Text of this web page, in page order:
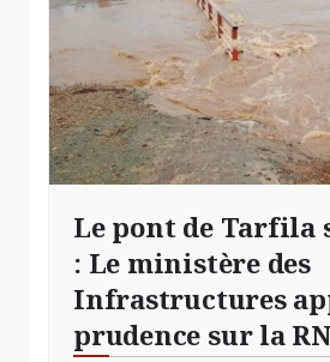
Le pont de Tarfila
: Le ministère des
Infrastructures
prudence sur la